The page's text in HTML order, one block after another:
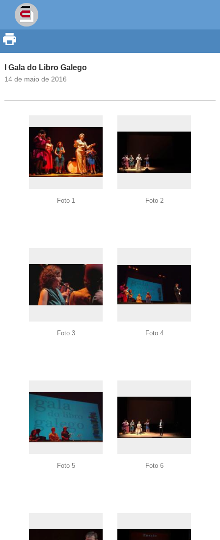
I Gala do Libro Galego
14 de maio de 2016
Foto 1 Foto 2
Foto 3 Foto 4
Foto 5 Foto 6